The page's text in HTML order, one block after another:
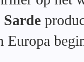
Europa